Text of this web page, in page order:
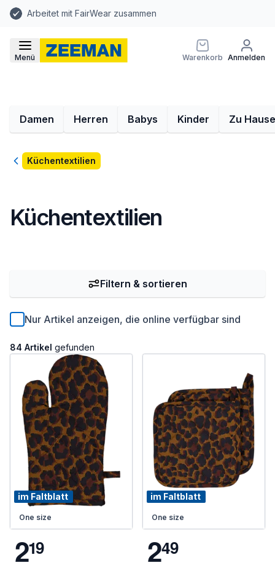
Arbeitet mit FairWear zusammen
Menü Warenkorb Anmelden
Damen Herren Babys Kinder Zu Hause
ZurückKüchentextilien
Küchentextilien
Nur Artikel anzeigen, die online verfügbar sind
84 Artikel gefunden
Filtern & sortieren
im Faltblatt
One size
219
im Faltblatt
One size
249